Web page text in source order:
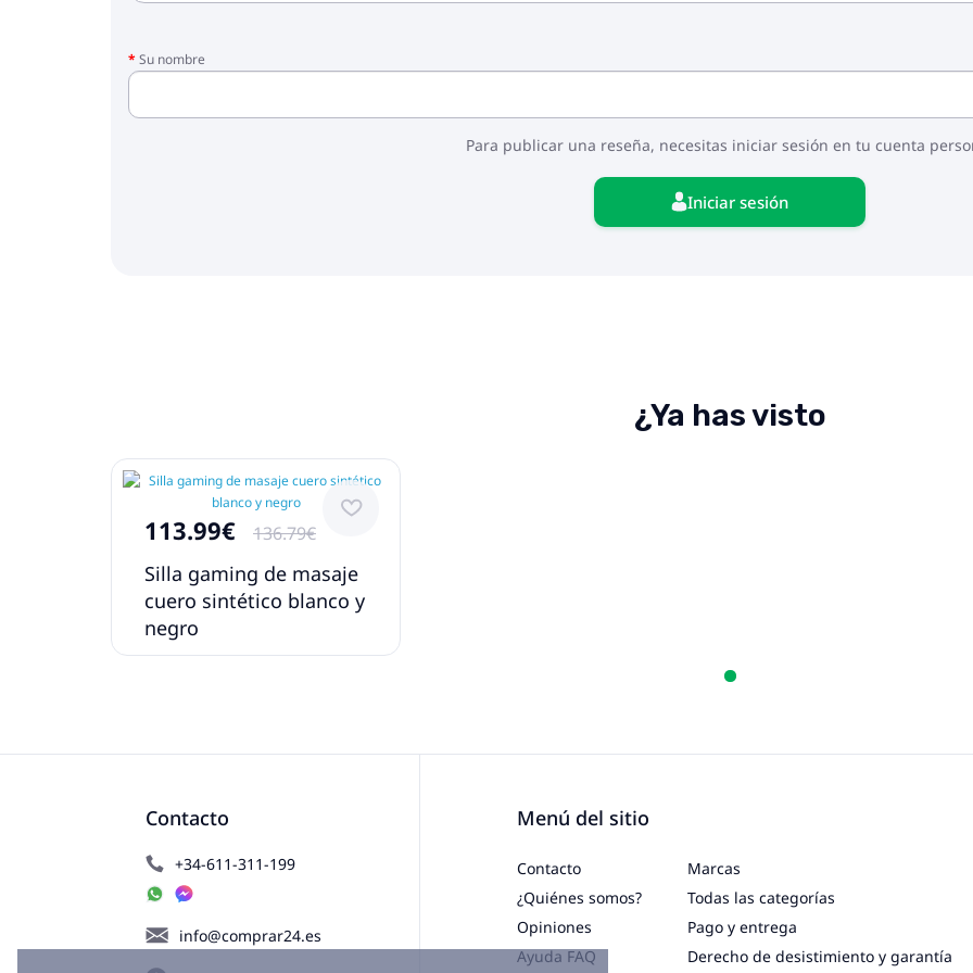
Su nombre
Para publicar una reseña, necesitas iniciar sesión en tu cuenta
Iniciar sesión
¿Ya has visto
113.99€ 136.79€
Silla gaming de masaje
cuero sintético blanco y
negro
Contacto
+34-611-311-199
info@comprar24.es
Menú del sitio
Contacto
¿Quiénes somos?
Opiniones
Ayuda FAQ
Marcas
Todas las categorías
Pago y entrega
Derecho de desistimiento y garantía